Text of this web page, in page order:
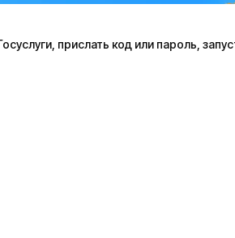
прислать код или пароль,